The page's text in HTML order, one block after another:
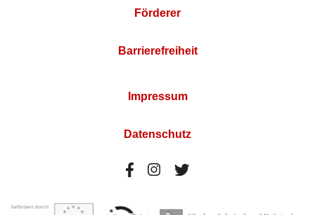
Förderer
Barrierefreiheit
Impressum
Datenschutz